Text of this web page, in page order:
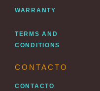
WARRANTY
TERMS AND
CONDITIONS
CONTACTO
CONTACTO